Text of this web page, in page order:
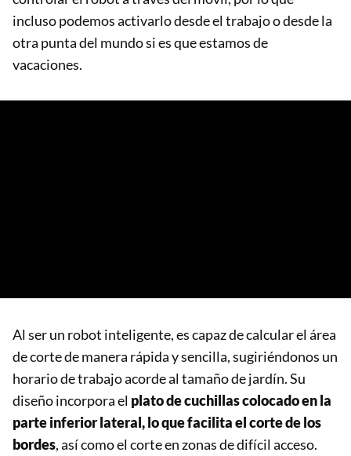
incluso podemos activarlo desde el trabajo o desde la
otra punta del mundo si es que estamos de
vacaciones.
Al ser un robot inteligente, es capaz de calcular el área
de corte de manera rápida y sencilla, sugiriéndonos un
horario de trabajo acorde al tamaño de jardín. Su
diseño incorpora el plato de cuchillas colocado en la
parte inferior lateral, lo que facilita el corte de los
bordes, así como el corte en zonas de difícil acceso.